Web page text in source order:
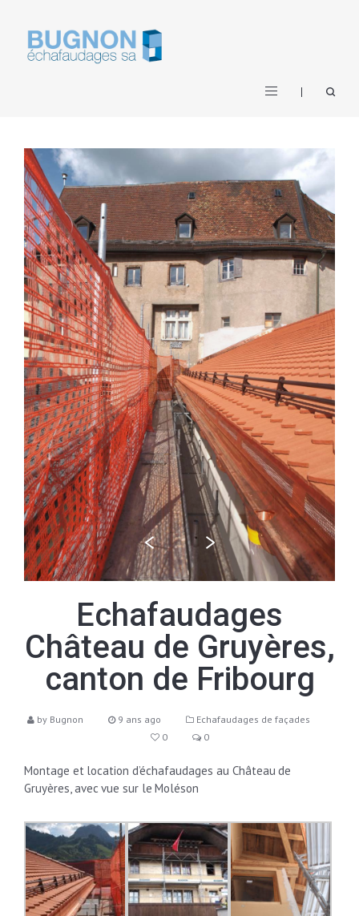
Echafaudages
Château de Gruyères,
canton de Fribourg
by Bugnon 9 ans ago
Echafaudages de façades
0
0
Montage et location d’échafaudages au Château de
Gruyères, avec vue sur le Moléson